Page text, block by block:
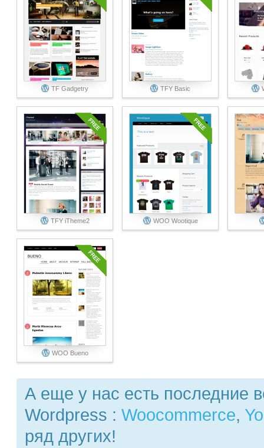
TF Gadgetry TFY Basic
TFY iTheme2 WOO Wootique
WOO Bueno
А еще у нас есть последние
Wordpress : Woocommerce,
ряд других!